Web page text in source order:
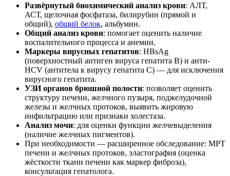
Развёрнутый биохимический анализ крови: АЛТ,
АСТ, щелочная фосфатаза, билирубин (прямой и
общий), общий белок, альбумин.
Общий анализ крови: помогает оценить наличие
воспалительного процесса и анемии.
Маркеры вирусных гепатитов: HBsAg
(поверхностный антиген вируса гепатита B) и анти-
HCV (антитела к вирусу гепатита C) — для исключения
вирусного гепатита.
УЗИ органов брюшной полости: позволяет оценить
структуру печени, желчного пузыря, поджелудочной
железы и желчных протоков, выявить жировую
инфильтрацию или признаки холестаза.
Анализ мочи: для оценки функции желчевыделения
(наличие желчных пигментов).
При необходимости — расширенное обследование: МРТ
печени и желчных протоков, эластография (оценка
жёсткости ткани печени как маркер фиброза),
консультация гепатолога.